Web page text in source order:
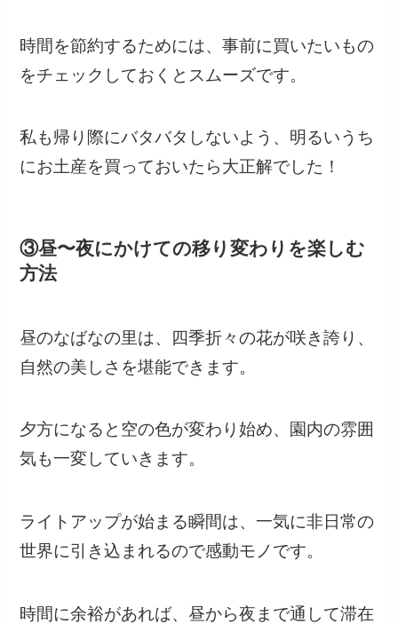
時間を節約するためには、事前に買いたいもの
をチェックしておくとスムーズです。
私も帰り際にバタバタしないよう、明るいうち
にお土産を買っておいたら大正解でした！
③昼〜夜にかけての移り変わりを楽しむ
方法
昼のなばなの里は、四季折々の花が咲き誇り、
自然の美しさを堪能できます。
夕方になると空の色が変わり始め、園内の雰囲
気も一変していきます。
ライトアップが始まる瞬間は、一気に非日常の
世界に引き込まれるので感動モノです。
時間に余裕があれば、昼から夜まで通して滞在